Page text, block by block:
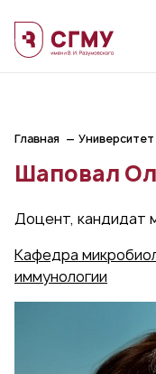
Главная Университет
Шаповал
Доцент, кандидат
Кафедра
иммунологии